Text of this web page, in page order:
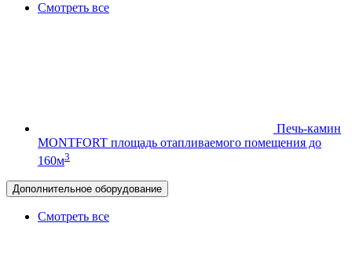
Смотреть все
Печь-камин
MONTFORT площадь отапливаемого помещения до
160м3
Дополнительное оборудование
Смотреть все